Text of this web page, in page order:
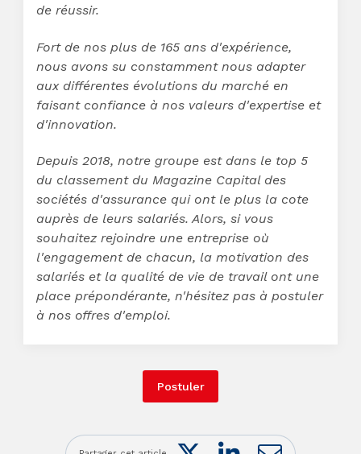
de réussir.
Fort de nos plus de 165 ans d'expérience,
nous avons su constamment nous adapter
aux différentes évolutions du marché en
faisant confiance à nos valeurs d'expertise et
d'innovation.
Depuis 2018, notre groupe est dans le top 5
du classement du Magazine Capital des
sociétés d'assurance qui ont le plus la cote
auprès de leurs salariés. Alors, si vous
souhaitez rejoindre une entreprise où
l'engagement de chacun, la motivation des
salariés et la qualité de vie de travail ont une
place prépondérante, n'hésitez pas à postuler
à nos offres d'emploi.
Postuler